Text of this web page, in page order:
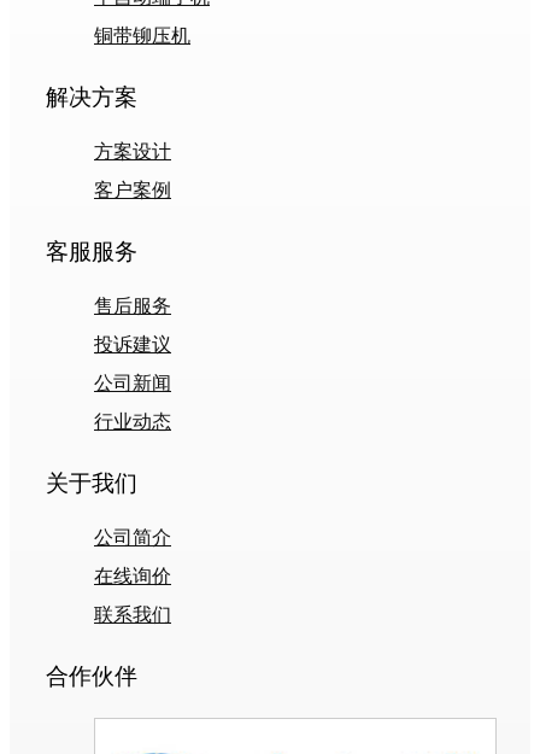
铜带铆压机
解决方案
方案设计
客户案例
客服服务
售后服务
投诉建议
公司新闻
行业动态
关于我们
公司简介
在线询价
联系我们
合作伙伴